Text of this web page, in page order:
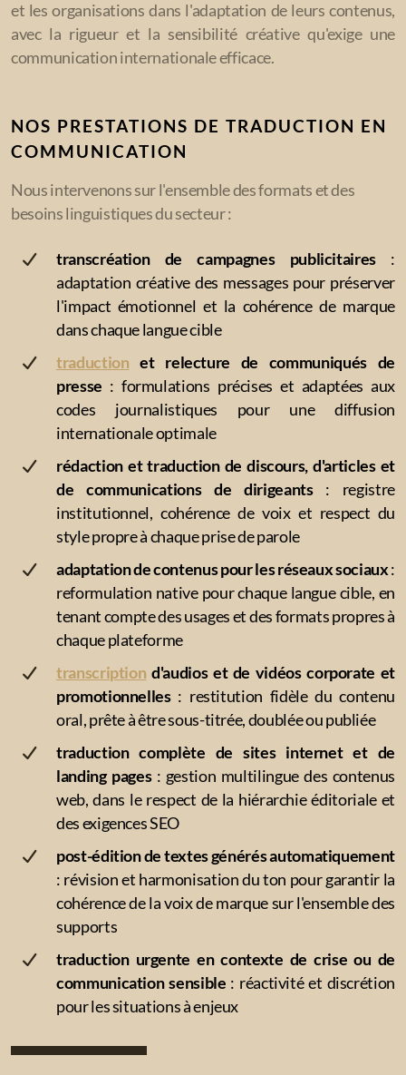
et les organisations dans l'adaptation de leurs contenus,
avec la rigueur et la sensibilité créative qu'exige une
communication internationale efficace.
NOS PRESTATIONS DE TRADUCTION EN
COMMUNICATION
Nous intervenons sur l'ensemble des formats et des
besoins linguistiques du secteur :
transcréation de campagnes publicitaires :
adaptation créative des messages pour préserver
l'impact émotionnel et la cohérence de marque
dans chaque langue cible
traduction et relecture de communiqués de
presse : formulations précises et adaptées aux
codes journalistiques pour une diffusion
internationale optimale
rédaction et traduction de discours, d'articles et
de communications de dirigeants: registre
institutionnel, cohérence de voix et respect du
style propre à chaque prise de parole
adaptation de contenus pour les réseaux sociaux:
reformulation native pour chaque langue cible, en
tenant compte des usages et des formats propres à
chaque plateforme
transcription d'audios et de vidéos corporate et
promotionnelles: restitution fidèle du contenu
oral, prête à être sous-titrée, doublée ou publiée
traduction complète de sites internet et de
landing pages: gestion multilingue des contenus
web, dans le respect de la hiérarchie éditoriale et
des exigences SEO
post-édition de textes générés automatiquement
: révision et harmonisation du ton pour garantir la
cohérence de la voix de marque sur l'ensemble des
supports
traduction urgente en contexte de crise ou de
communication sensible : réactivité et discrétion
pour les situations à enjeux
Assistance en écriture
Traduction de site web
Institutions et Administrations
Organisations internationales et ONG
Finances, Banques et Assurances
Sports, Loisirs et Tourisme
Commerce et Marketing
Gastronomie
Juridique
Énergie et Environnement
Industrie et Transport-Logistique
Médecine et Pharmacie
BTP et Architecture
Aéronautique et Aérospatial
Religion (théologie chrétienne)
Sciences sociales
Agroalimentaire
Éducation et formation professionnelle
Nos collaborateurs